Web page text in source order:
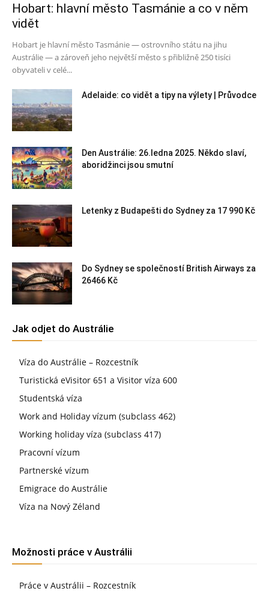
Hobart: hlavní město Tasmánie a co v něm
vidět
Hobart je hlavní město Tasmánie — ostrovního státu na jihu
Austrálie — a zároveň jeho největší město s přibližně 250 tisíci
obyvateli v celé...
Adelaide: co vidět a tipy na výlety | Průvodce
Den Austrálie: 26.ledna 2025. Někdo slaví,
aboridžinci jsou smutní
Letenky z Budapešti do Sydney za 17 990 Kč
Do Sydney se společností British Airways za
26466 Kč
Jak odjet do Austrálie
Víza do Austrálie – Rozcestník
Turistická eVisitor 651 a Visitor víza 600
Studentská víza
Work and Holiday vízum (subclass 462)
Working holiday víza (subclass 417)
Pracovní vízum
Partnerské vízum
Emigrace do Austrálie
Víza na Nový Zéland
Možnosti práce v Austrálii
Práce v Austrálii – Rozcestník